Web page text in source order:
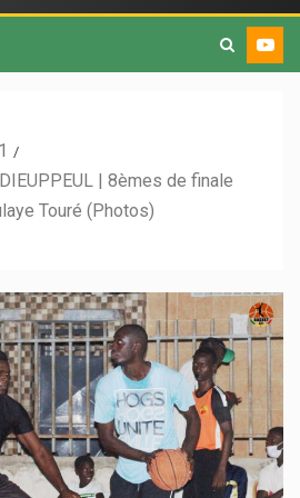
| 8èmes de finale
Touré (Photos)